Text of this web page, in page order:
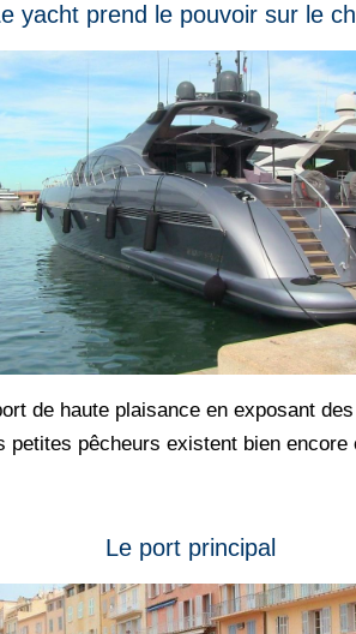
yacht prend le pouvoir sur le
de haute plaisance en exposant
pêcheurs existent bien
Le port principal